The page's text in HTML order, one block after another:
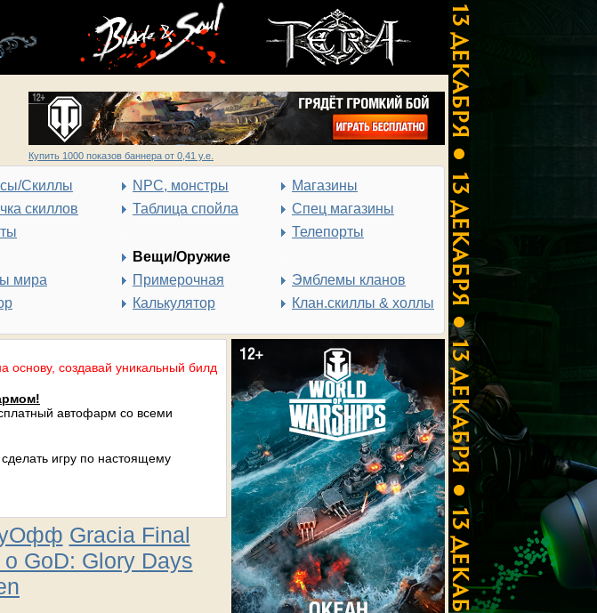
Купить 1000 показов баннера от 0,41 у.е.
Скиллы
скиллов
мира
NPC, монстры
Таблица спойла
Вещи/Оружие
Примерочная
Калькулятор
Магазины
Спец магазины
Телепорты
Эмблемы кланов
Клан.скиллы & холлы
основу, создавай уникальный билд
автофарм со всеми
игру по настоящему
Gracia Final
GoD: Glory Days